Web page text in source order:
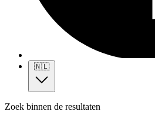
🇳🇱
Zoek binnen de resultaten